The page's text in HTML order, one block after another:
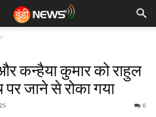
कन्हैया कुमार को राहुल
जाने से रोका गया
0